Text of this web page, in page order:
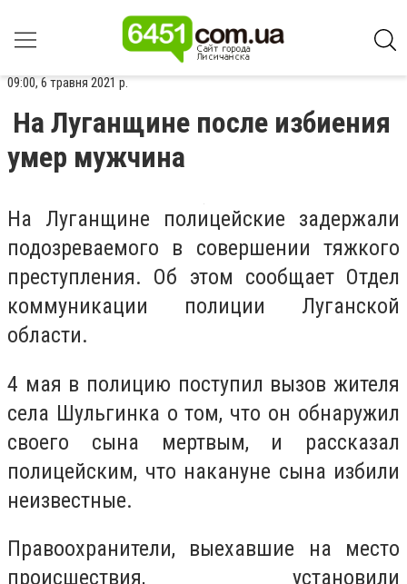
09:00, 6 травня 2021 р.
На Луганщине после избиения
умер мужчина
На Луганщине полицейские задержали
подозреваемого в совершении тяжкого
преступления. Об этом сообщает Отдел
коммуникации полиции Луганской
области.
4 мая в полицию поступил вызов жителя
села Шульгинка о том, что он обнаружил
своего сына мертвым, и рассказал
полицейским, что накануне сына избили
неизвестные.
Правоохранители, выехавшие на место
происшествия, установили